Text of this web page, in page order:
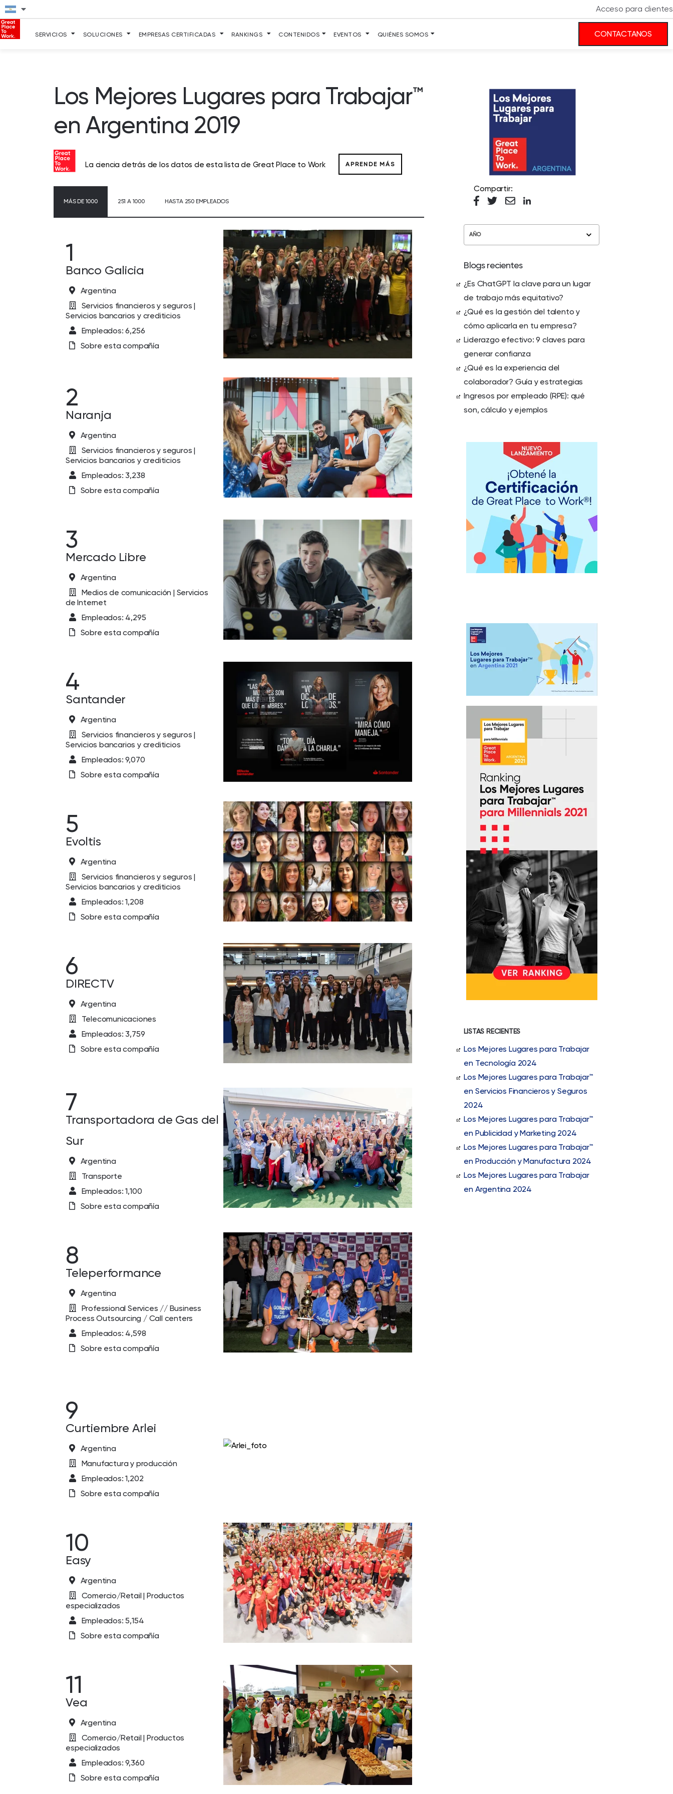
Acceso para clientes
SERVICIOS SOLUCIONES EMPRESAS CERTIFICADAS RANKINGS CONTENIDOS EVENTOS QUIÉNES SOMOS CONTACTANOS
Los Mejores Lugares para Trabajar™
en Argentina 2019
La ciencia detrás de los datos de esta lista de Great Place to Work APRENDE MÁS
MÁS DE 1000 251 A 1000 HASTA 250 EMPLEADOS
1
Banco Galicia
Argentina
Servicios financieros y seguros |
Servicios bancarios y crediticios
Empleados: 6,256
Sobre esta compañía
2
Naranja
Argentina
Servicios financieros y seguros |
Servicios bancarios y crediticios
Empleados: 3,238
Sobre esta compañía
3
Mercado Libre
Argentina
Medios de comunicación | Servicios
de Internet
Empleados: 4,295
Sobre esta compañía
4
Santander
Argentina
Servicios financieros y seguros |
Servicios bancarios y crediticios
Empleados: 9,070
Sobre esta compañía
5
Evoltis
Argentina
Servicios financieros y seguros |
Servicios bancarios y crediticios
Empleados: 1,208
Sobre esta compañía
6
DIRECTV
Argentina
Telecomunicaciones
Empleados: 3,759
Sobre esta compañía
7
Transportadora de Gas del
Sur
Argentina
Transporte
Empleados: 1,100
Sobre esta compañía
8
Teleperformance
Argentina
Professional Services // Business
Process Outsourcing / Call centers
Empleados: 4,598
Sobre esta compañía
9
Curtiembre Arlei
Argentina
Manufactura y producción
Empleados: 1,202
Sobre esta compañía
10
Easy
Argentina
Comercio/Retail | Productos
especializados
Empleados: 5,154
Sobre esta compañía
11
Vea
Argentina
Comercio/Retail | Productos
especializados
Empleados: 9,360
Sobre esta compañía
Compartir:
AÑO
Blogs recientes
¿Es ChatGPT la clave para un lugar
de trabajo más equitativo?
¿Qué es la gestión del talento y
cómo aplicarla en tu empresa?
Liderazgo efectivo: 9 claves para
generar confianza
¿Qué es la experiencia del
colaborador? Guía y estrategias
Ingresos por empleado (RPE): qué
son, cálculo y ejemplos
LISTAS RECIENTES
Los Mejores Lugares para Trabajar
en Tecnología 2024
Los Mejores Lugares para Trabajar™
en Servicios Financieros y Seguros
2024
Los Mejores Lugares para Trabajar™
en Publicidad y Marketing 2024
Los Mejores Lugares para Trabajar™
en Producción y Manufactura 2024
Los Mejores Lugares para Trabajar
en Argentina 2024